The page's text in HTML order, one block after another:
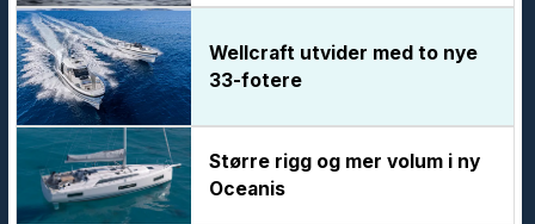
Wellcraft utvider med to nye
33-fotere
Større rigg og mer volum i ny
Oceanis